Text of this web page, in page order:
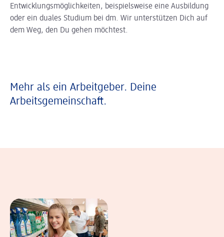
Entwicklungsmöglichkeiten, beispielsweise eine Ausbildung
oder ein duales Studium bei dm. Wir unterstützen Dich auf
dem Weg, den Du gehen möchtest.
Mehr als ein Arbeitgeber. Deine
Arbeitsgemeinschaft.
Eindrücke aus dem Arbeitsalltag